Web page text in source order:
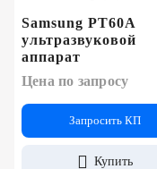
Samsung PT60A
ультразвуковой
аппарат
Цена по запросу
Запросить КП
Купить